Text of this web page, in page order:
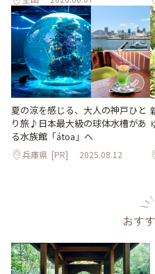
夏の涼を感じる、大人の神戸ひと
り旅♪日本最大級の球体水槽があ
る水族館「átoa」へ
兵庫県 [PR] 2025.08.12
おす